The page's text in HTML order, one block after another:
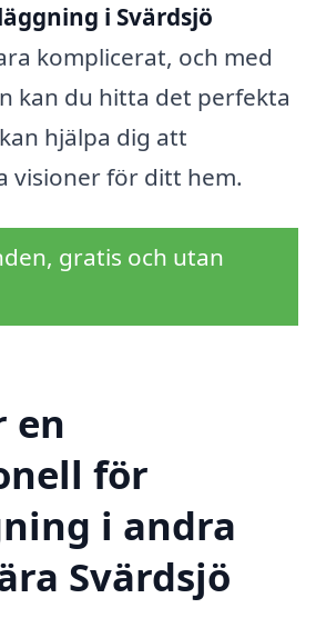
i Svärdsjö
komplicerat, och med
kan du hitta det perfekta
hjälpa dig att
visioner för ditt hem.
gratis och utan
en
för
i andra
Svärdsjö